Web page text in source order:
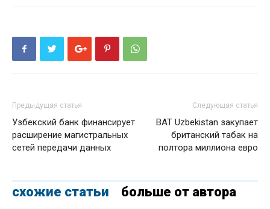
Предыдущая статья
Узбекский банк финансирует
расширение магистральных
сетей передачи данных
Следующая статья
BAT Uzbekistan закупает
британский табак на
полтора миллиона евро
схожие статьи больше от автора